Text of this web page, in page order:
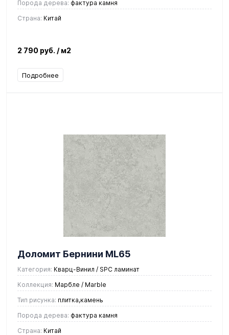
Порода дерева: фактура камня
Страна: Китай
2 790 руб. / м2
Подробнее
Доломит Бернини ML65
Категория: Кварц-Винил / SPC ламинат
Коллекция: Марбле / Marble
Тип рисунка: плитка,камень
Порода дерева: фактура камня
Страна: Китай